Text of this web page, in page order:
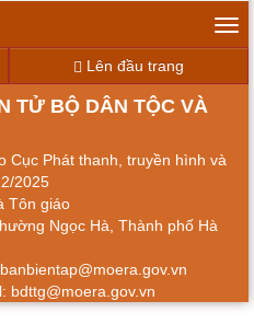
Lên đầu trang
TỬ BỘ DÂN TỘC VÀ
Cục Phát thanh, truyền hình và
2025
Tôn giáo
Ngọc Hà, Thành phố Hà
bdttg@moera.gov.vn